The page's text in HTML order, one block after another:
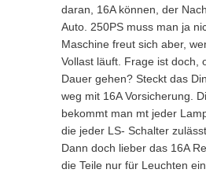
daran, 16A können, der
Auto. 250PS muss man ja
Maschine freut sich aber,
Vollast läuft. Frage ist doch,
Dauer gehen? Steckt das
weg mit 16A Vorsicherung.
bekommt man mt jeder
die jeder LS- Schalter
Dann doch lieber das 16A
die Teile nur für Leuchten